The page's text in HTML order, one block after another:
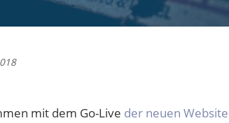
mit dem Go-Live der neuen Website